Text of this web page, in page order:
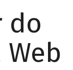
do